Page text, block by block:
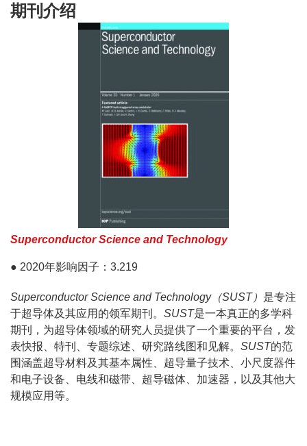
期刊介绍
Superconductor Science and Technology
● 2020年影响因子：3.219
Superconductor Science and Technology（SUST） 是专注
于超导体及其应用的领军期刊。 SUST是一本真正的多学科
期刊，为超导体领域的研究人员提供了一个重要的平台，发
表快报、特刊、专题综述、研究路线图和见解。 SUST的范
围涵盖超导材料及其基本属性、超导量子技术、小尺度器件
和电子设备、电线和磁带、超导磁体、加速器，以及其他大
规模应用等。